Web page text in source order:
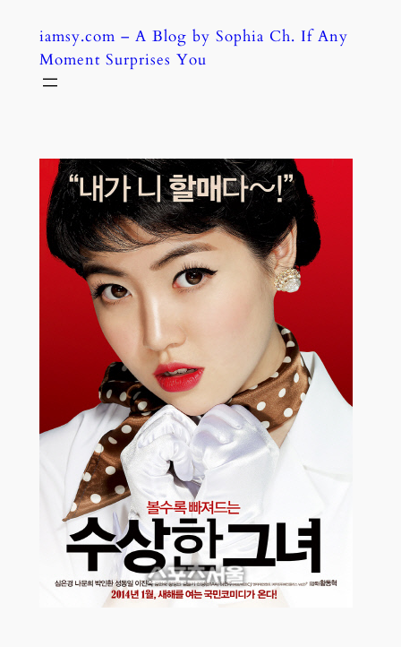
content
iamsy.com – A Blog by Sophia Ch. If Any
Moment Surprises You